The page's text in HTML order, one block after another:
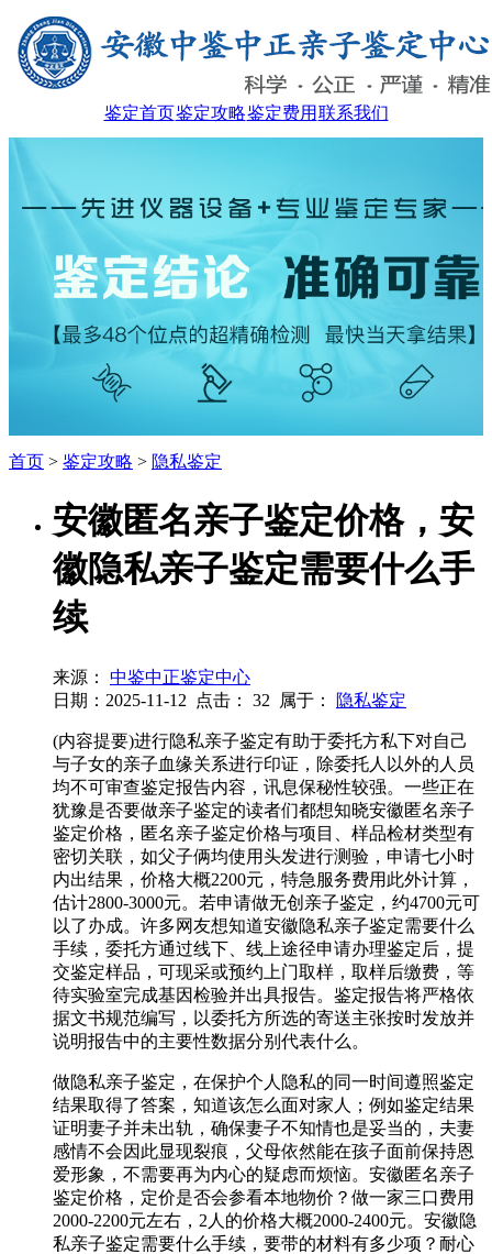
鉴定首页鉴定攻略鉴定费用 联系我们
首页 > 鉴定攻略 > 隐私鉴定
安徽匿名亲子鉴定价格，安
徽隐私亲子鉴定需要什么手
续
来源：
中鉴中正鉴定中心
日期：2025-11-12
点击： 32 属于： 隐私鉴定
(内容提要)进行隐私亲子鉴定有助于委托方私下对自己
与子女的亲子血缘关系进行印证，除委托人以外的人员
均不可审查鉴定报告内容，讯息保秘性较强。一些正在
犹豫是否要做亲子鉴定的读者们都想知晓安徽匿名亲子
鉴定价格，匿名亲子鉴定价格与项目、样品检材类型有
密切关联，如父子俩均使用头发进行测验，申请七小时
内出结果，价格大概2200元，特急服务费用此外计算，
估计2800-3000元。若申请做无创亲子鉴定，约4700元可
以了办成。许多网友想知道安徽隐私亲子鉴定需要什么
手续，委托方通过线下、线上途径申请办理鉴定后，提
交鉴定样品，可现采或预约上门取样，取样后缴费，等
待实验室完成基因检验并出具报告。鉴定报告将严格依
据文书规范编写，以委托方所选的寄送主张按时发放并
说明报告中的主要性数据分别代表什么。
做隐私亲子鉴定，在保护个人隐私的同一时间遵照鉴定
结果取得了答案，知道该怎么面对家人；例如鉴定结果
证明妻子并未出轨，确保妻子不知情也是妥当的，夫妻
感情不会因此显现裂痕，父母依然能在孩子面前保持恩
爱形象，不需要再为内心的疑虑而烦恼。安徽匿名亲子
鉴定价格，定价是否会参看本地物价？做一家三口费用
2000-2200元左右，2人的价格大概2000-2400元。安徽隐
私亲子鉴定需要什么手续，要带的材料有多少项？耐心